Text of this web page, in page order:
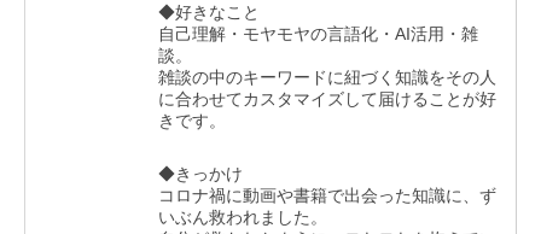
◆好きなこと
自己理解・モヤモヤの言語化・AI活用・雑
談。
雑談の中のキーワードに紐づく知識をその人
に合わせてカスタマイズして届けることが好
きです。
◆きっかけ
コロナ禍に動画や書籍で出会った知識に、ず
いぶん救われました。